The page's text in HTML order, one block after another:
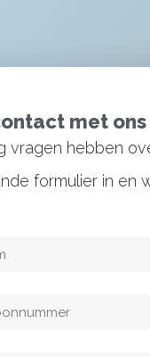
met
vragen hebben
formulier in en